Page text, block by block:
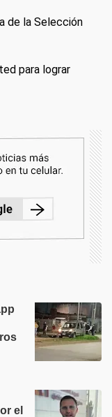
de la Selección
para lograr
el